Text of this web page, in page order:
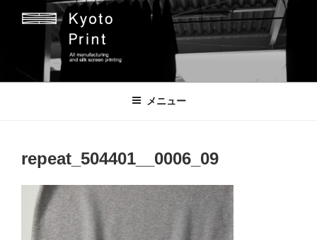
京都プリント
京都市のオリジナルプリント会社
メニュー
repeat_504401__0006_09